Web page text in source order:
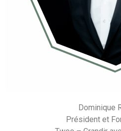
Dominique
Président et